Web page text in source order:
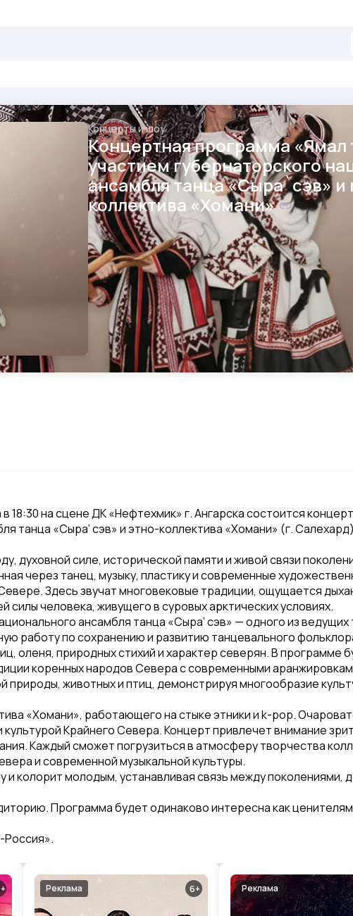
Концерты и шоу
Концертная программа «Ямал
участием губернаторского
ансамбля танца «Сыра`сэв»
коллектива «Хомани»
18:30 на сцене ДК «Нефтехмик» г. Ангарска состоится
танца «Сыра’ сэв» и этно-коллектива «Хомани» (г.
духовной силе, исторической памяти и живой связи
через танец, музыку, пластику и современные
Здесь звучат многовековые традиции, ощущается
силы человека, живущего в суровых арктических условиях.
ансамбля танца «Сыра’ сэв» — одного из ведущих
работу по сохранению и развитию танцевального
оленя, природных стихий и характер северян. В программе
коренных народов Севера с современными
животных и птиц, демонстрируя многообразие
«Хомани», работающего на стыке этники и k-pop.
Крайнего Севера. Концерт привлечет внимание
Каждый сможет погрузиться в атмосферу творчества
и современной музыкальной культуры.
колорит молодым, устанавливая связь между поколениями,
Программа будет одинаково интересна как
6
Реклама Реклама